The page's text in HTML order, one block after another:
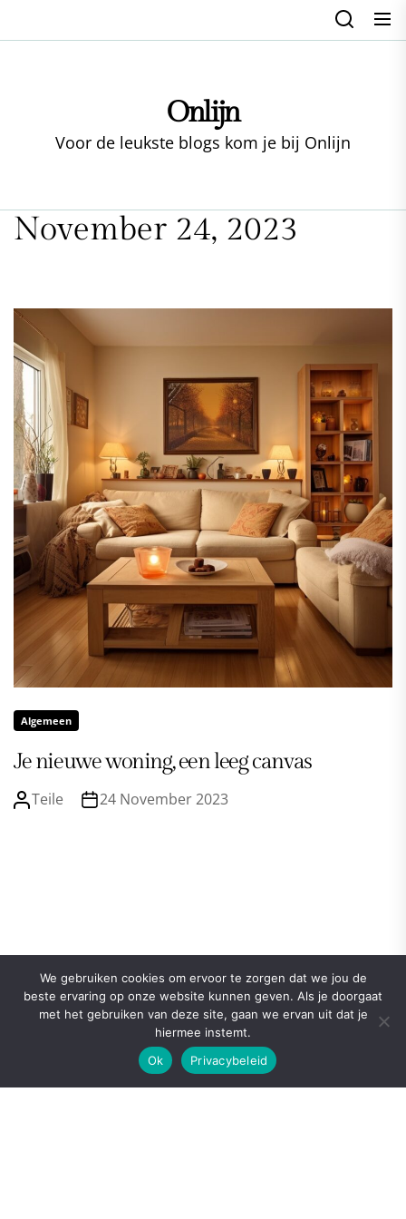
Onlijn
Voor de leukste blogs kom je bij Onlijn
November 24, 2023
Algemeen
Je nieuwe woning, een leeg canvas
Teile 24 November 2023
We gebruiken cookies om ervoor te zorgen dat we jou de
beste ervaring op onze website kunnen geven. Als je doorgaat
met het gebruiken van deze site, gaan we ervan uit dat je
hiermee instemt.
Ok
Privacybeleid